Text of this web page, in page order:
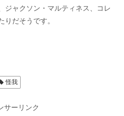
ジャクソン・マルティネス、コレ
りだそうです。
怪我
サーリンク